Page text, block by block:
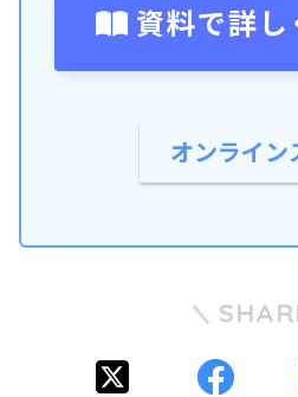
資料で詳
オンライン